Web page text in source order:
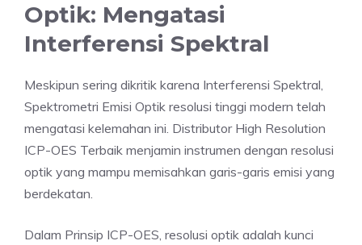
Optik: Mengatasi
Interferensi Spektral
Meskipun sering dikritik karena Interferensi Spektral,
Spektrometri Emisi Optik resolusi tinggi modern telah
mengatasi kelemahan ini. Distributor High Resolution
ICP-OES Terbaik menjamin instrumen dengan resolusi
optik yang mampu memisahkan garis-garis emisi yang
berdekatan.
Dalam Prinsip ICP-OES, resolusi optik adalah kunci